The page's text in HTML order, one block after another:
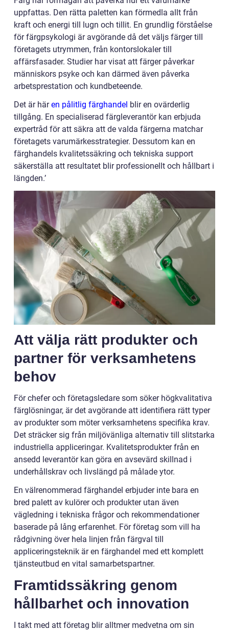
uppfattas. Den rätta paletten kan förmedla allt från
kraft och energi till lugn och tillit. En grundlig förståelse
för färgpsykologi är avgörande då det väljs färger till
företagets utrymmen, från kontorslokaler till
affärsfasader. Studier har visat att färger påverkar
människors psyke och kan därmed även påverka
arbetsprestation och kundbeteende.
Det är hären pålitlig färghandel blir en ovärderlig
tillgång. En specialiserad färgleverantör kan erbjuda
expertråd för att säkra att de valda färgerna matchar
företagets varumärkesstrategier. Dessutom kan en
färghandels kvalitetssäkring och tekniska support
säkerställa att resultatet blir professionellt och hållbart i
längden.’
Att välja rätt produkter och
partner för verksamhetens
behov
För chefer och företagsledare som söker högkvalitativa
färglösningar, är det avgörande att identifiera rätt typer
av produkter som möter verksamhetens specifika krav.
Det sträcker sig från miljövänliga alternativ till slitstarka
industriella appliceringar. Kvalitetsprodukter från en
ansedd leverantör kan göra en avsevärd skillnad i
underhållskrav och livslängd på målade ytor.
En välrenommerad färghandel erbjuder inte bara en
bred palett av kulörer och produkter utan även
vägledning i tekniska frågor och rekommendationer
baserade på lång erfarenhet. För företag som vill ha
rådgivning över hela linjen från färgval till
appliceringsteknik är en färghandel med ett komplett
tjänsteutbud en vital samarbetspartner.
Framtidssäkring genom
hållbarhet och innovation
I takt med att företag blir alltmer medvetna om sin